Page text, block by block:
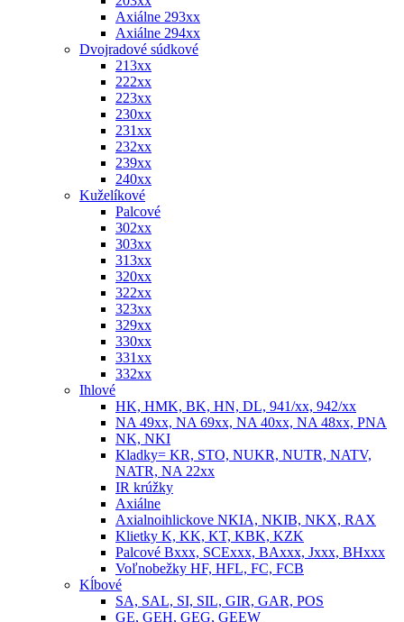
Axiálne 293xx
Axiálne 294xx
Dvojradové súdkové
213xx
222xx
223xx
230xx
231xx
232xx
239xx
240xx
Kuželíkové
Palcové
302xx
303xx
313xx
320xx
322xx
323xx
329xx
330xx
331xx
332xx
Ihlové
HK, HMK, BK, HN, DL, 941/xx, 942/xx
NA 49xx, NA 69xx, NA 40xx, NA 48xx, PNA
NK, NKI
Kladky= KR, STO, NUKR, NUTR, NATV,
NATR, NA 22xx
IR krúžky
Axiálne
Axialnoihlickove NKIA, NKIB, NKX, RAX
Klietky K, KK, KT, KBK, KZK
Palcové Bxxx, SCExxx, BAxxx, Jxxx, BHxxx
Voľnobežky HF, HFL, FC, FCB
Kĺbové
SA, SAL, SI, SIL, GIR, GAR, POS
GE, GEH, GEG, GEEW